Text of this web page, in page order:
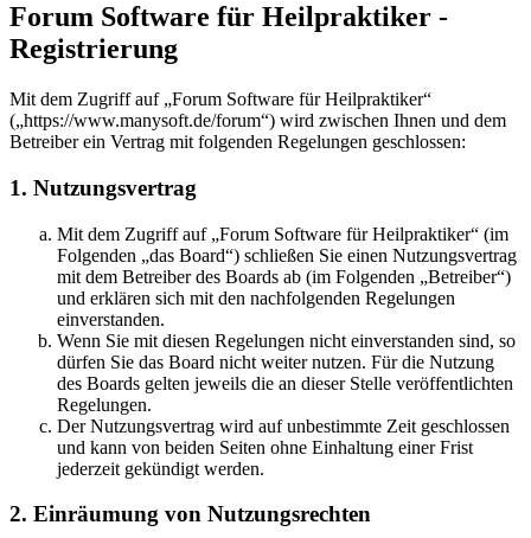
Forum Software für Heilpraktiker -
Registrierung
Mit dem Zugriff auf „Forum Software für Heilpraktiker“
(„https://www.manysoft.de/forum“) wird zwischen Ihnen und dem
Betreiber ein Vertrag mit folgenden Regelungen geschlossen:
1. Nutzungsvertrag
Mit dem Zugriff auf „Forum Software für Heilpraktiker“ (im
Folgenden „das Board“) schließen Sie einen Nutzungsvertrag
mit dem Betreiber des Boards ab (im Folgenden „Betreiber“)
und erklären sich mit den nachfolgenden Regelungen
einverstanden.
Wenn Sie mit diesen Regelungen nicht einverstanden sind, so
dürfen Sie das Board nicht weiter nutzen. Für die Nutzung
des Boards gelten jeweils die an dieser Stelle veröffentlichten
Regelungen.
Der Nutzungsvertrag wird auf unbestimmte Zeit geschlossen
und kann von beiden Seiten ohne Einhaltung einer Frist
jederzeit gekündigt werden.
2. Einräumung von Nutzungsrechten